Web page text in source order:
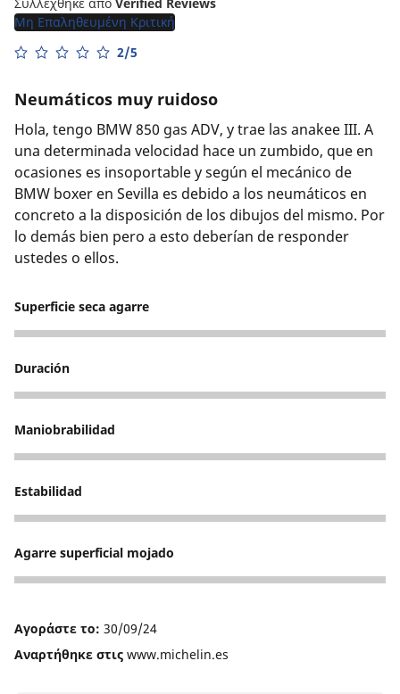
Μη Επαληθευμένη Κριτική
2/5
Neumáticos muy ruidoso
Hola, tengo BMW 850 gas ADV, y trae las anakee III. A
una determinada velocidad hace un zumbido, que en
ocasiones es insoportable y según el mecánico de
BMW boxer en Sevilla es debido a los neumáticos en
concreto a la disposición de los dibujos del mismo. Por
lo demás bien pero a esto deberían de responder
ustedes o ellos.
Superficie seca agarre
3
Duración
2
Maniobrabilidad
3
Estabilidad
3
Agarre superficial mojado
3
Αγοράστε το: 30/09/24
Αναρτήθηκε στις www.michelin.es